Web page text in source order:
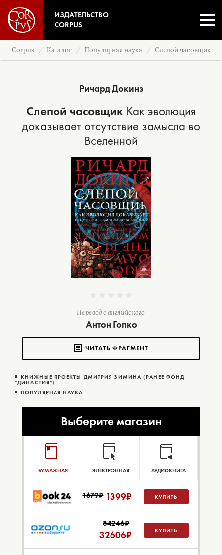
ИЗДАТЕЛЬСТВО
CORPUS
Corpus Каталог Популярная наука Слепой часовщик
Ричард Докинз
Слепой часовщик Как эволюция
доказывает отсутствие замысла во
Вселенной
Перевод с английского
Антон Гопко
ЧИТАТЬ ФРАГМЕНТ
КНИЖНЫЕ ПРОЕКТЫ ДМИТРИЯ ЗИМИНА (РАНЕЕ ФОНД
"ДИНАСТИЯ")
ПОПУЛЯРНАЯ НАУКА
Выберите магазин
БУМАЖНАЯ ЭЛЕКТРОННАЯ АУДИОКНИГА
1679₽ 1399₽ КУПИТЬ
84246₽
32606₽ КУПИТЬ